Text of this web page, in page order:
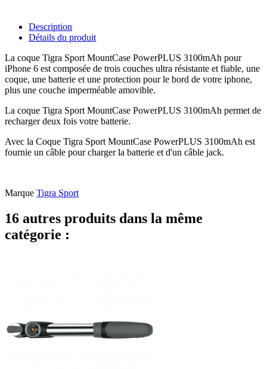
Description
Détails du produit
La coque Tigra Sport MountCase PowerPLUS 3100mAh pour
iPhone 6 est composée de trois couches ultra résistante et fiable, une
coque, une batterie et une protection pour le bord de votre iphone,
plus une couche imperméable amovible.
La coque Tigra Sport MountCase PowerPLUS 3100mAh permet de
recharger deux fois votre batterie.
Avec la Coque Tigra Sport MountCase PowerPLUS 3100mAh est
fournie un câble pour charger la batterie et d'un câble jack.
Marque Tigra Sport
16 autres produits dans la même
catégorie :